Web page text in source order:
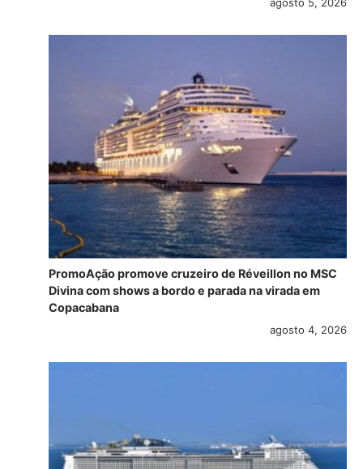
PromoAção promove cruzeiro de Réveillon no MSC
Divina com shows a bordo e parada na virada em
Copacabana
agosto 4, 2026